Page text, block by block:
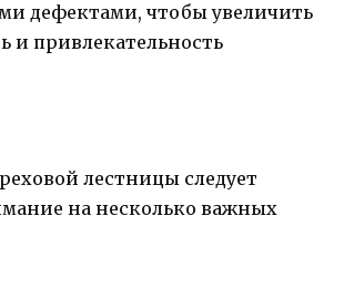
дефектами, чтобы увеличить
и привлекательность
лестницы следует
на несколько важных